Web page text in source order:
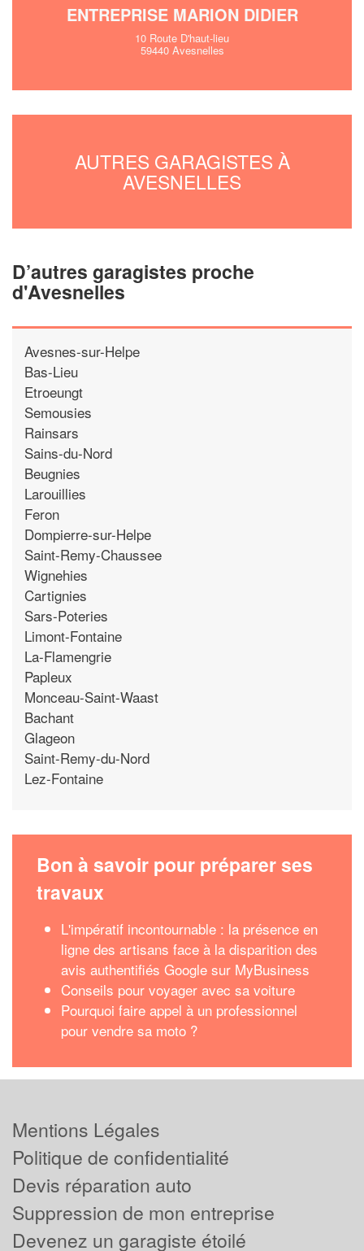
ENTREPRISE MARION DIDIER
10 Route D'haut-lieu
59440 Avesnelles
AUTRES GARAGISTES À
AVESNELLES
D’autres garagistes proche
d'Avesnelles
Avesnes-sur-Helpe
Bas-Lieu
Etroeungt
Semousies
Rainsars
Sains-du-Nord
Beugnies
Larouillies
Feron
Dompierre-sur-Helpe
Saint-Remy-Chaussee
Wignehies
Cartignies
Sars-Poteries
Limont-Fontaine
La-Flamengrie
Papleux
Monceau-Saint-Waast
Bachant
Glageon
Saint-Remy-du-Nord
Lez-Fontaine
Bon à savoir pour préparer ses
travaux
L'impératif incontournable : la présence en
ligne des artisans face à la disparition des
avis authentifiés Google sur MyBusiness
Conseils pour voyager avec sa voiture
Pourquoi faire appel à un professionnel
pour vendre sa moto ?
Mentions Légales
Politique de confidentialité
Devis réparation auto
Suppression de mon entreprise
Devenez un garagiste étoilé